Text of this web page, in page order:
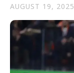
AUGUST 19, 2025